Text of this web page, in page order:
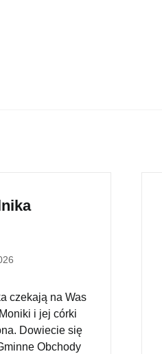
czekają na Was
i jej córki
Dowiecie się
Obchody